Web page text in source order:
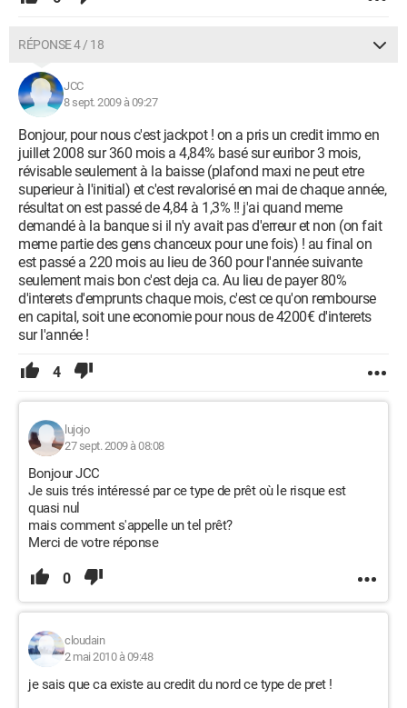
RÉPONSE 4 / 18
JCC
8 sept. 2009 à 09:27
Bonjour, pour nous c'est jackpot ! on a pris un credit immo en
juillet 2008 sur 360 mois a 4,84% basé sur euribor 3 mois,
révisable seulement à la baisse (plafond maxi ne peut etre
superieur à l'initial) et c'est revalorisé en mai de chaque année,
résultat on est passé de 4,84 à 1,3% !! j'ai quand meme
demandé à la banque si il n'y avait pas d'erreur et non (on fait
meme partie des gens chanceux pour une fois) ! au final on
est passé a 220 mois au lieu de 360 pour l'année suivante
seulement mais bon c'est deja ca. Au lieu de payer 80%
d'interets d'emprunts chaque mois, c'est ce qu'on rembourse
en capital, soit une economie pour nous de 4200€ d'interets
sur l'année !
4
lujojo
27 sept. 2009 à 08:08
Bonjour JCC
Je suis trés intéressé par ce type de prêt où le risque est
quasi nul
mais comment s'appelle un tel prêt?
Merci de votre réponse
0
cloudain
2 mai 2010 à 09:48
je sais que ca existe au credit du nord ce type de pret !